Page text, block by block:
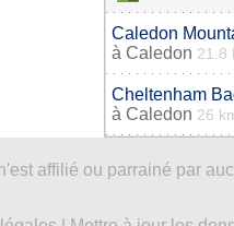
Caledon
à Caledon 21.8
Cheltenham
à Caledon 26
affilié ou parrainé par